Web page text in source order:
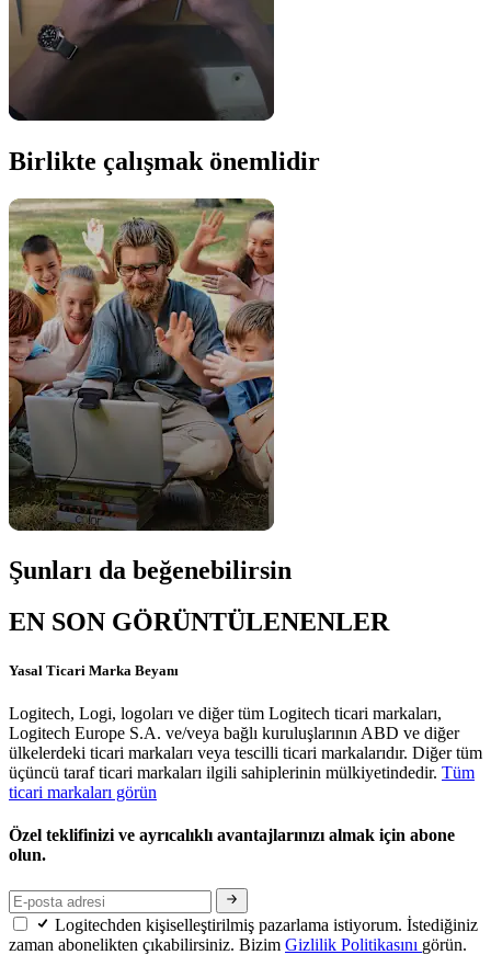
Birlikte çalışmak önemlidir
Şunları da beğenebilirsin
EN SON GÖRÜNTÜLENENLER
Yasal Ticari Marka Beyanı
Logitech, Logi, logoları ve diğer tüm Logitech ticari markaları,
Logitech Europe S.A. ve/veya bağlı kuruluşlarının ABD ve diğer
ülkelerdeki ticari markaları veya tescilli ticari markalarıdır. Diğer tüm
üçüncü taraf ticari markaları ilgili sahiplerinin mülkiyetindedir. Tüm
ticari markaları görün
Özel teklifinizi ve ayrıcalıklı avantajlarınızı almak için abone
olun.
Logitechden kişiselleştirilmiş pazarlama istiyorum. İstediğiniz
zaman abonelikten çıkabilirsiniz. Bizim Gizlilik Politikasını görün.